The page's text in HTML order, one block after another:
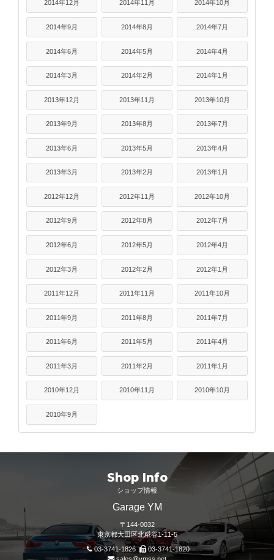
2014年12月 2014年11月 2014年10月
2014年9月 2014年8月 2014年7月
2014年6月 2014年5月 2014年4月
2014年3月 2014年2月 2014年1月
2013年12月 2013年11月 2013年10月
2013年9月 2013年8月 2013年7月
2013年6月 2013年5月 2013年4月
2013年3月 2013年2月 2013年1月
2012年12月 2012年11月 2012年10月
2012年9月 2012年8月 2012年7月
2012年6月 2012年5月 2012年4月
2012年3月 2012年2月 2012年1月
2011年12月 2011年11月 2011年10月
2011年9月 2011年8月 2011年7月
2011年6月 2011年5月 2011年4月
2011年3月 2011年2月 2011年1月
2010年12月 2010年11月 2010年10月
2010年9月
Shop Info
ショップ情報
Garage YM
〒144-0032
東京都大田区北糀谷1-11-5
03-3741-1826
03-3741-1820